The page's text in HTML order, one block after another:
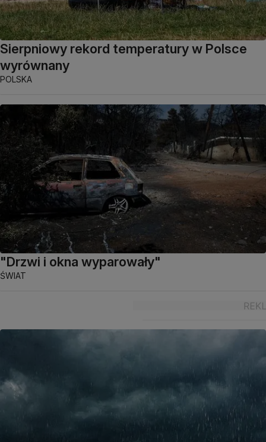
Sierpniowy rekord temperatury w Polsce
wyrównany
POLSKA
"Drzwi i okna wyparowały"
ŚWIAT